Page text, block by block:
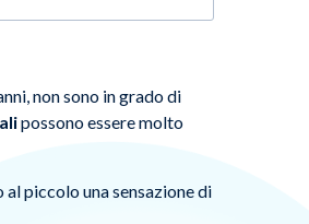
non sono in grado di
possono essere molto
al piccolo una sensazione di